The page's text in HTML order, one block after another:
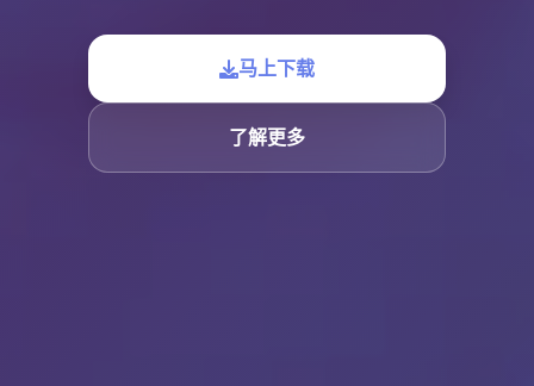
马上下载
了解更多